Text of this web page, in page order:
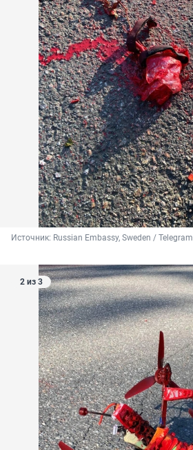
Источник: Russian Embassy, Sweden / Telegram
2 из 3